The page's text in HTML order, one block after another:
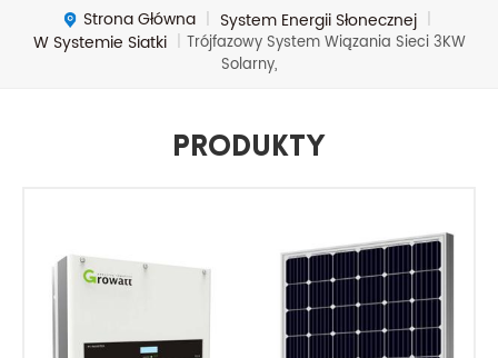
Strona Główna | System Energii Słonecznej |
W Systemie Siatki | Trójfazowy System Wiązania Sieci 3KW
Solarny,
Produkty